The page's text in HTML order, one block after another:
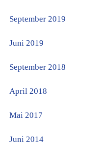
September 2019
Juni 2019
September 2018
April 2018
Mai 2017
Juni 2014